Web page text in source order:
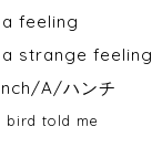
feeling
strange feeling
A/ハンチ
bird told me